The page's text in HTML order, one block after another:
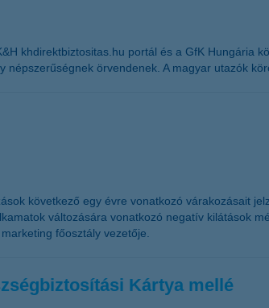
khdirektbiztositas.hu portál és a GfK Hungária
örvendenek. A magyar utazók
következő egy évre vonatkozó várakozásait
változására vonatkozó negatív kilátások
főosztály vezetője.
Kártya mellé